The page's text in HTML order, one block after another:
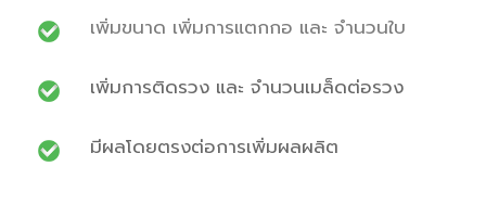
เพิ่มขนาด เพิ่มการแตกกอ และ จำนวนใบ
เพิ่มการติดรวง และ จำนวนเมล็ดต่อรวง
มีผลโดยตรงต่อการเพิ่มผลผลิต